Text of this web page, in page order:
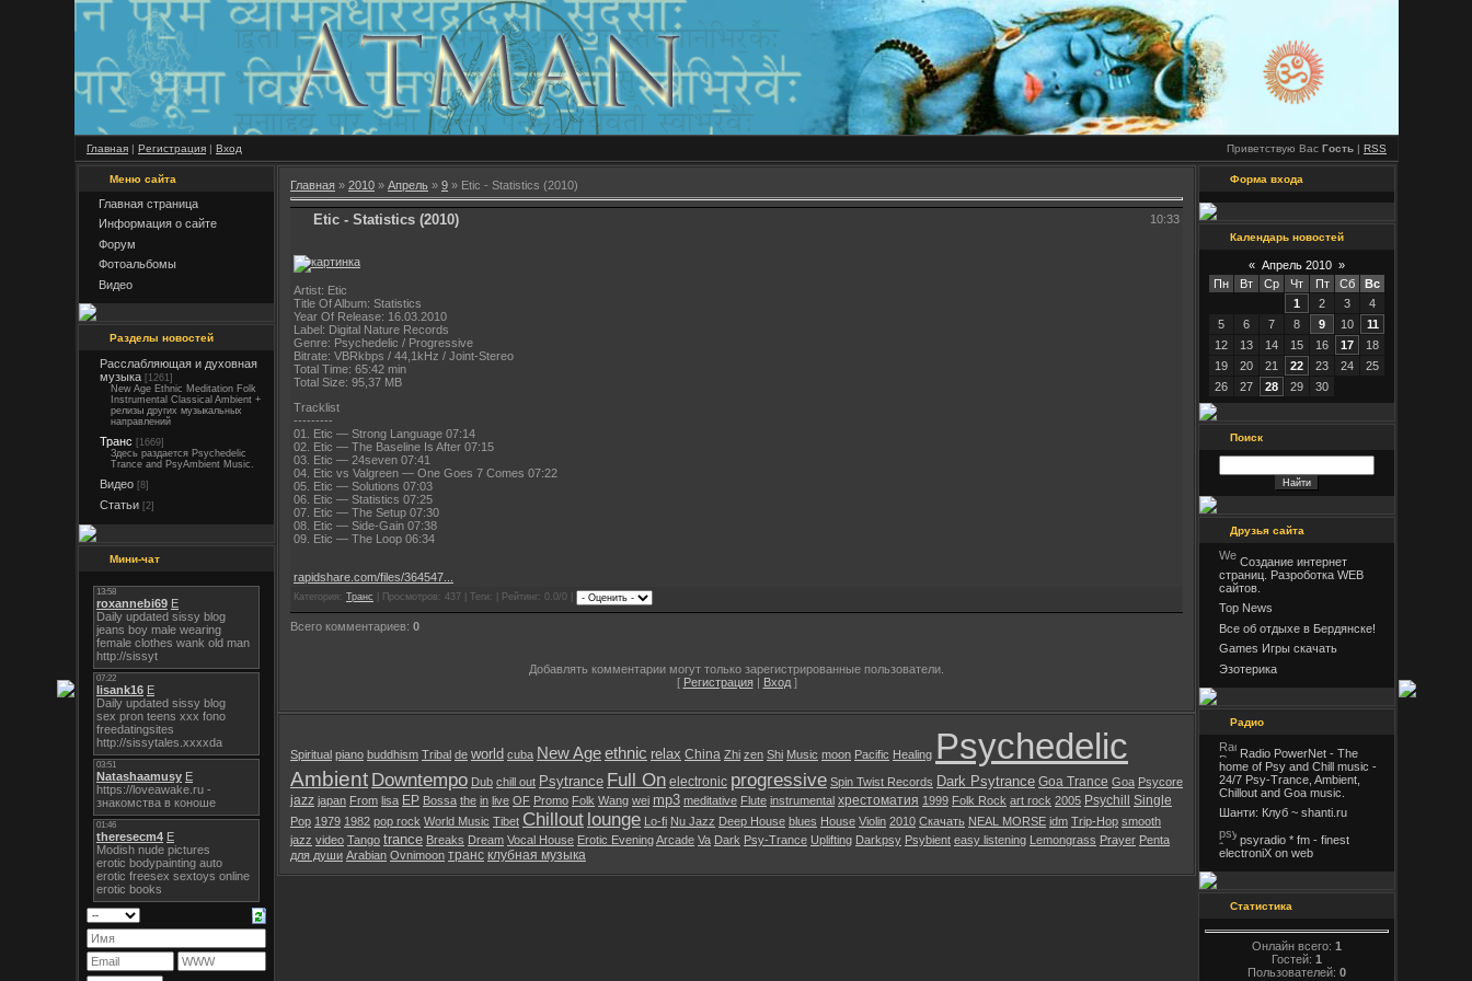
Главная | Регистрация | Вход Приветствую Вас Гость | RSS
Меню сайта
Главная страница
Информация о сайте
Форум
Фотоальбомы
Видео
Разделы новостей
Расслабляющая и духовная
музыка [1261]
New Age Ethnic Meditation Folk
Instrumental Classical Ambient +
релизы других музыкальных
направлений
Транс [1669]
Здесь раздается Psychedelic
Trance and PsyAmbient Music.
Видео [8]
Статьи [2]
Мини-чат
Главная » 2010 » Апрель » 9 » Etic - Statistics (2010)
Etic - Statistics (2010) 10:33
Artist: Etic
Title Of Album: Statistics
Year Of Release: 16.03.2010
Label: Digital Nature Records
Genre: Psychedelic / Progressive
Bitrate: VBRkbps / 44,1kHz / Joint-Stereo
Total Time: 65:42 min
Total Size: 95,37 MB
Tracklist
---------
01. Etic — Strong Language 07:14
02. Etic — The Baseline Is After 07:15
03. Etic — 24seven 07:41
04. Etic vs Valgreen — One Goes 7 Comes 07:22
05. Etic — Solutions 07:03
06. Etic — Statistics 07:25
07. Etic — The Setup 07:30
08. Etic — Side-Gain 07:38
09. Etic — The Loop 06:34
rapidshare.com/files/364547...
Категория: Транс | Просмотров: 437 | Теги: | Рейтинг: 0.0/0 |
Всего комментариев: 0
Добавлять комментарии могут только зарегистрированные пользователи.
[ Регистрация| Вход]
Spiritual piano buddhism Tribal de world cuba New Ageethnic relax China Zhi zen Shi Music moon Pacific Healing Psychedelic
Ambient Downtempo Dub chill out Psytrance Full On electronic progressive Spin Twist Records Dark Psytrance Goa Trance Goa Psycore
jazz japan From lisa EP Bossa the in live OF Promo Folk Wang wei mp3 meditative Flute instrumental хрестоматия 1999 Folk Rock art rock 2005 Psychill Single
Pop 1979 1982 pop rock World Music Tibet Chillout lounge Lo-fi Nu Jazz Deep House blues House Violin 2010 Скачать NEAL MORSE idm Trip-Hop smooth
jazz video Tango trance Breaks Dream Vocal House Erotic EveningArcade Va Dark Psy-Trance Uplifting Darkpsy Psybient easy listening Lemongrass Prayer Penta
для души Arabian Ovnimoon транс клубная музыка
Форма входа
Календарь новостей
« Апрель 2010 »
Пн
Вт Ср Чт Пт Сб
Вс
1
2 3
4
5
6 7 8 9 10
11
12
13 14 15 16 17
18
19
20 21 22 23 24
25
26
27 28 29 30
Поиск
Друзья сайта
Создание интернет
страниц. Разроботка WEB
сайтов.
Top News
Все об отдыхе в Бердянске!
Games Игры скачать
Эзотерика
Радио
Radio PowerNet - The
home of Psy and Chill music -
24/7 Psy-Trance, Ambient,
Chillout and Goa music.
Шанти: Клуб ~ shanti.ru
psyradio * fm - finest
electroniX on web
Статистика
Онлайн всего: 1
Гостей: 1
Пользователей: 0